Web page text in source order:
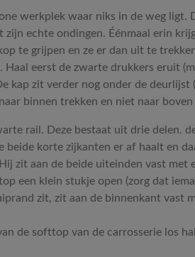
werkplek waar niks in de weg ligt.
echte ondingen. Éénmaal erin
te grijpen en ze er dan uit te
eerst de zwarte drukkers eruit
kap zit verder nog onder de deurlijst
binnen trekken en niet naar
rail. Deze bestaat uit drie delen.
korte zijkanten er af haalt en
zit aan de beide uiteinden vast met
een klein stukje open (zorg dat
zit, zit aan de binnenkant vast
de softtop van de carrosserie los